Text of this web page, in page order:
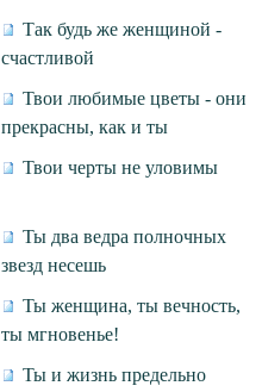
Так будь же женщиной -
счастливой
Твои любимые цветы - они
прекрасны, как и ты
Твои черты не уловимы
Ты два ведра полночных
звезд несешь
Ты женщина, ты вечность,
ты мгновенье!
Ты и жизнь предельно